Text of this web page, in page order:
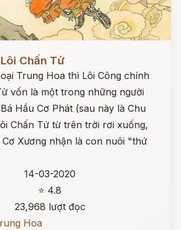
Chấn Tử
Trung Hoa thì Lôi Công chính
vốn là một trong những người
Hầu Cơ Phát (sau này là Chu
Chấn Tử từ trên trời rơi xuống,
Xương nhận là con nuôi "thứ
14-03-2020
⭐ 4.8
23,968 lượt đọc
Hoa